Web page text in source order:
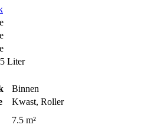
Liter
Binnen
Kwast, Roller
7.5 m²